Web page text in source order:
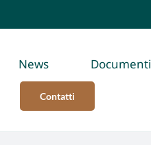
News Documenti
Contatti